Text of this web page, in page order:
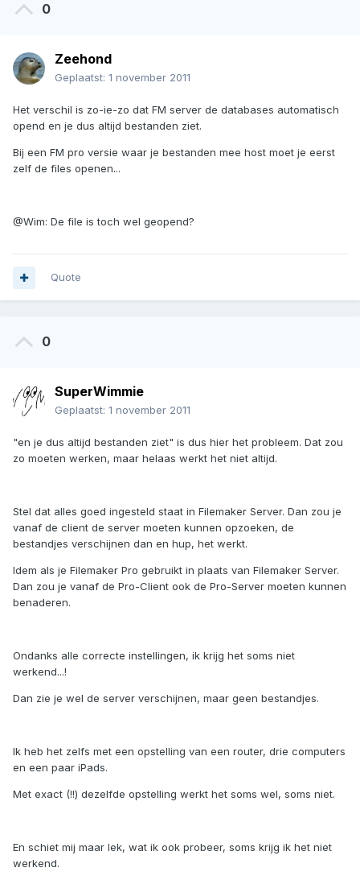
0
Zeehond
Geplaatst: 1 november 2011
Het verschil is zo-ie-zo dat FM server de databases automatisch
opend en je dus altijd bestanden ziet.
Bij een FM pro versie waar je bestanden mee host moet je eerst
zelf de files openen...
@Wim: De file is toch wel geopend?
Quote
0
SuperWimmie
Geplaatst: 1 november 2011
"en je dus altijd bestanden ziet" is dus hier het probleem. Dat zou
zo moeten werken, maar helaas werkt het niet altijd.
Stel dat alles goed ingesteld staat in Filemaker Server. Dan zou je
vanaf de client de server moeten kunnen opzoeken, de
bestandjes verschijnen dan en hup, het werkt.
Idem als je Filemaker Pro gebruikt in plaats van Filemaker Server.
Dan zou je vanaf de Pro-Client ook de Pro-Server moeten kunnen
benaderen.
Ondanks alle correcte instellingen, ik krijg het soms niet
werkend...!
Dan zie je wel de server verschijnen, maar geen bestandjes.
Ik heb het zelfs met een opstelling van een router, drie computers
en een paar iPads.
Met exact (!!) dezelfde opstelling werkt het soms wel, soms niet.
En schiet mij maar lek, wat ik ook probeer, soms krijg ik het niet
werkend.